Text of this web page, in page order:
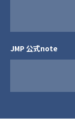
JMP 公式note